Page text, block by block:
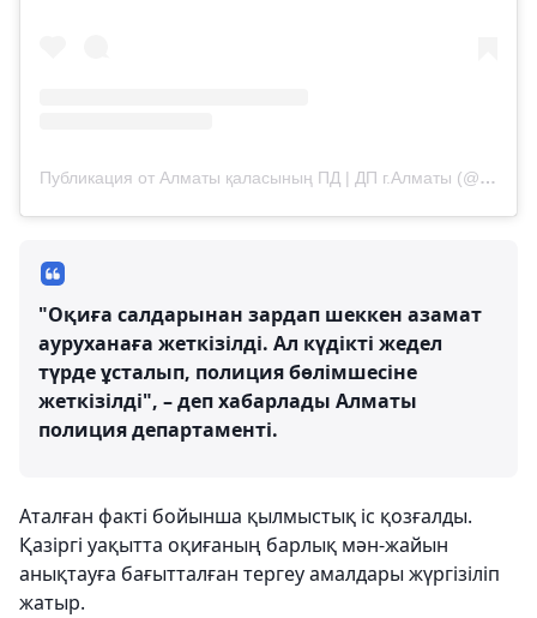
Публикация от Алматы қаласының ПД | ДП г.Алматы (@almaty.police)
"Оқиға салдарынан зардап шеккен азамат
ауруханаға жеткізілді. Ал күдікті жедел
түрде ұсталып, полиция бөлімшесіне
жеткізілді", – деп хабарлады Алматы
полиция департаменті.
Аталған факті бойынша қылмыстық іс қозғалды.
Қазіргі уақытта оқиғаның барлық мән-жайын
анықтауға бағытталған тергеу амалдары жүргізіліп
жатыр.